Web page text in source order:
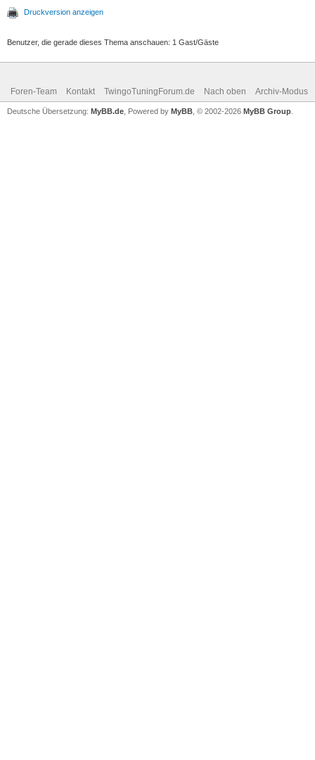
Druckversion anzeigen
Benutzer, die gerade dieses Thema anschauen: 1 Gast/Gäste
Foren-Team Kontakt TwingoTuningForum.de Nach oben Archiv-Modus
Deutsche Übersetzung: MyBB.de , Powered by MyBB , © 2002-2026 MyBB Group